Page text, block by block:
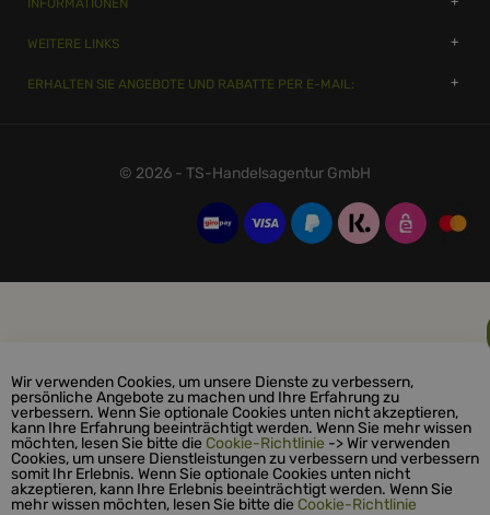
INFORMATIONEN
WEITERE LINKS
ERHALTEN SIE ANGEBOTE UND RABATTE PER E-MAIL:
© 2026 - TS-Handelsagentur GmbH
Wir verwenden Cookies, um unsere Dienste zu verbessern,
persönliche Angebote zu machen und Ihre Erfahrung zu
verbessern. Wenn Sie optionale Cookies unten nicht akzeptieren,
kann Ihre Erfahrung beeinträchtigt werden. Wenn Sie mehr wissen
möchten, lesen Sie bitte die Cookie-Richtlinie -> Wir verwenden
Cookies, um unsere Dienstleistungen zu verbessern und verbessern
somit Ihr Erlebnis. Wenn Sie optionale Cookies unten nicht
akzeptieren, kann Ihre Erlebnis beeinträchtigt werden. Wenn Sie
mehr wissen möchten, lesen Sie bitte die Cookie-Richtlinie